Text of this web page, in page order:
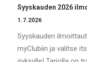
Syyskauden 2026
1.7.2026
Syyskauden
myClubiin ja valitse